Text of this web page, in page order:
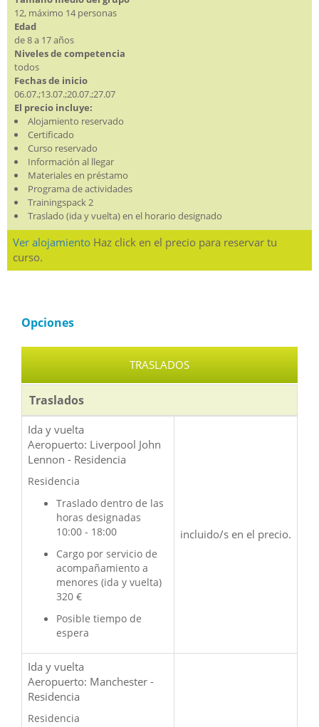
12, máximo 14 personas
Edad
de 8 a 17 años
Niveles de competencia
todos
Fechas de inicio
06.07.;13.07.;20.07.;27.07
El precio incluye:
Alojamiento reservado
Certificado
Curso reservado
Información al llegar
Materiales en préstamo
Programa de actividades
Trainingspack 2
Traslado (ida y vuelta) en el horario designado
Ver alojamiento Haz click en el precio para reservar tu
curso.
Opciones
TRASLADOS
Traslados
Ida y vuelta
Aeropuerto: Liverpool John
Lennon - Residencia
Residencia
Traslado dentro de las
horas designadas
10:00 - 18:00
Cargo por servicio de
acompañamiento a
menores (ida y vuelta)
320 €
Posible tiempo de
espera
incluido/s en el precio.
Ida y vuelta
Aeropuerto: Manchester -
Residencia
Residencia